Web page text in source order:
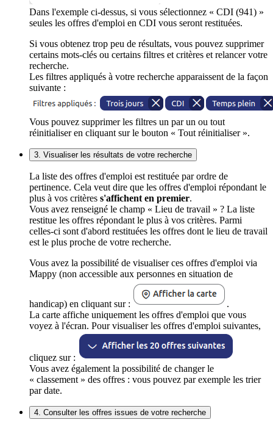
Dans l'exemple ci-dessus, si vous sélectionnez « CDI (941) »
seules les offres d'emploi en CDI vous seront restituées.
Si vous obtenez trop peu de résultats, vous pouvez supprimer
certains mots-clés ou certains filtres et critères et relancer votre
recherche.
Les filtres appliqués à votre recherche apparaissent de la façon
suivante :
Vous pouvez supprimer les filtres un par un ou tout
réinitialiser en cliquant sur le bouton « Tout réinitialiser ».
3. Visualiser les résultats de votre recherche
La liste des offres d'emploi est restituée par ordre de
pertinence. Cela veut dire que les offres d'emploi répondant le
plus à vos critères s'affichent en premier.
Vous avez renseigné le champ « Lieu de travail » ? La liste
restitue les offres répondant le plus à vos critères. Parmi
celles-ci sont d'abord restituées les offres dont le lieu de travail
est le plus proche de votre recherche.
Vous avez la possibilité de visualiser ces offres d'emploi via
Mappy (non accessible aux personnes en situation de
handicap) en cliquant sur :
.
La carte affiche uniquement les offres d'emploi que vous
voyez à l'écran. Pour visualiser les offres d'emploi suivantes,
cliquez sur :
Vous avez également la possibilité de changer le
« classement » des offres : vous pouvez par exemple les trier
par date.
4. Consulter les offres issues de votre recherche